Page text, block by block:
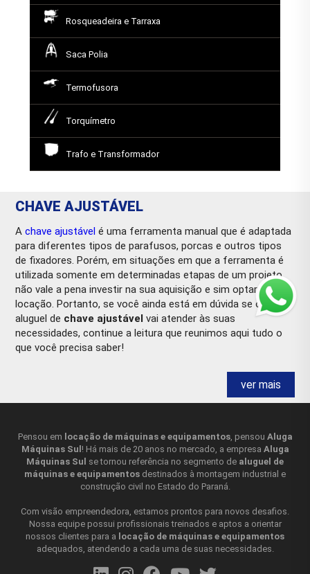
Rosqueadeira e Tarraxa
Saca Polia
Termofusora
Torquímetro
Trafo e Transformador
CHAVE AJUSTÁVEL
Achave ajustável é uma ferramenta manual que é adaptada
para diferentes tipos de parafusos, porcas e outros tipos
de fixadores. Porém, em situações em que a ferramenta é
utilizada somente em determinadas etapas de um projeto,
não vale a pena investir na sua aquisição e sim optar pela
locação. Portanto, se você ainda está em dúvida se o
aluguel de chave ajustável vai atender às suas
necessidades, continue a leitura que reunimos aqui tudo o
que você precisa saber!
Umachave ajustávelé uma ferramenta manual usada para
fixadores. Ela é chamada de "ajustável" porque a largura da
mandíbula da chave pode ser ajustada para se adaptar a
diferentes tamanhos de fixadores, o que é feito por meio de
um parafuso ou porca na base da chave que controla a
abertura da mandíbula. A
ferramenta versátil, pois pode ser usada em uma ampla
variedade de tamanhos de fixadores, tornando-a útil em
muitas situações diferentes. No entanto, é importante
observar que a ferramenta pode ser menos precisa do que
uma chave de boca fixa, visto que a mandíbula pode
ver mais
Pensou em locação de máquinas e equipamentos, pensou Aluga
Máquinas Sul ! Há mais de 20 anos no mercado, a empresa Aluga
Máquinas Sul se tornou referência no segmento de aluguel de
máquinas e equipamentos destinados à montagem industrial e
construção civil no Estado do Paraná.
Com visão empreendedora, estamos prontos para novos desafios.
Nossa equipe possui profissionais treinados e aptos a orientar
nossos clientes para a locação de máquinas e equipamentos
adequados, atendendo a cada uma de suas necessidades.